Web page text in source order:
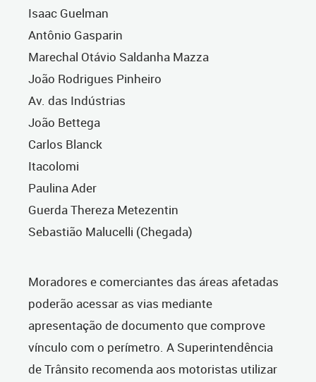
Isaac Guelman
Antônio Gasparin
Marechal Otávio Saldanha Mazza
João Rodrigues Pinheiro
Av. das Indústrias
João Bettega
Carlos Blanck
Itacolomi
Paulina Ader
Guerda Thereza Metezentin
Sebastião Malucelli (Chegada)
Moradores e comerciantes das áreas afetadas
poderão acessar as vias mediante
apresentação de documento que comprove
vínculo com o perímetro. A Superintendência
de Trânsito recomenda aos motoristas utilizar